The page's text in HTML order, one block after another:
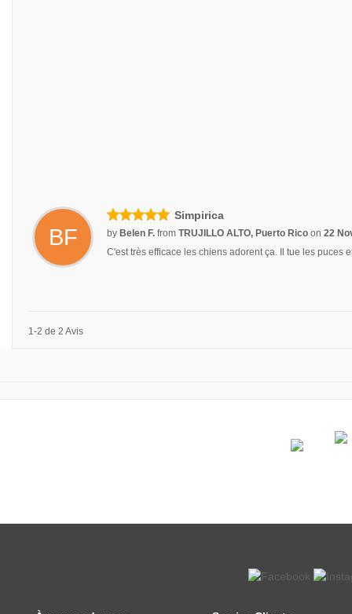
BF
Simpirica
by Belen F. from TRUJILLO ALTO, Puerto Rico on 22
C'est très efficace les chiens adorent ça. Il tue les puces
1-2 de 2 Avis